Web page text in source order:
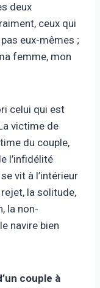
deux
ceux qui
eux-mêmes ;
femme, mon
celui qui est
victime de
du couple,
l’infidélité
vit à l’intérieur
la solitude,
la non-
navire bien
couple à